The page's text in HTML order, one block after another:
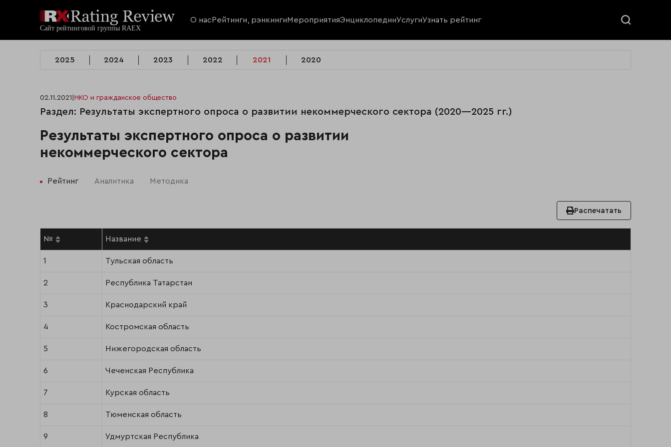
О нас Рейтинги, рэнкингиМероприятияЭнциклопедииУслугиУзнать рейтинг
2025 2024 2023 2022 2021 2020
02.11.2021 НКО и гражданское общество
Раздел: Результаты экспертного опроса о развитии некоммерческого сектора (2020—2025 гг.)
Результаты экспертного опроса о развитии
некоммерческого сектора
Рейтинг Аналитика Методика
Распечатать
№ Название
1 Тульская область
2 Республика Татарстан
3 Краснодарский край
4 Костромская область
5 Нижегородская область
6 Чеченская Республика
7 Курская область
8 Тюменская область
9 Удмуртская Республика